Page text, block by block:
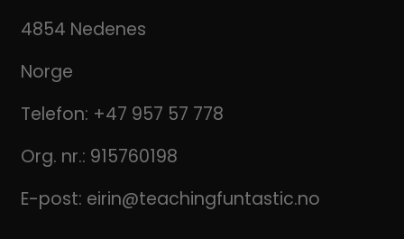
4854 Nedenes
Norge
Telefon: +47 957 57 778
Org. nr.: 915760198
E-post: eirin@teachingfuntastic.no